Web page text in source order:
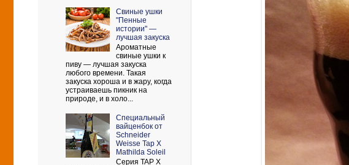
Свиные ушки
"Пенные
истории" —
лучшая закуска
Ароматные
свиные ушки к
пиву — лучшая закуска
любого времени. Такая
закуска хороша и в жару, когда
устраиваешь пикник на
природе, и в холо...
Cпециальный
вайценбок от
Schneider
Weisse Tap X
Mathilda Soleil
Серия TAP X